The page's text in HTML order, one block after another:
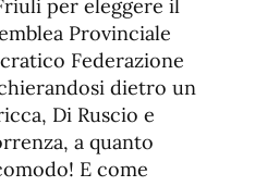
per eleggere il
Provinciale
Federazione
dietro un
Di Ruscio e
a quanto
E come